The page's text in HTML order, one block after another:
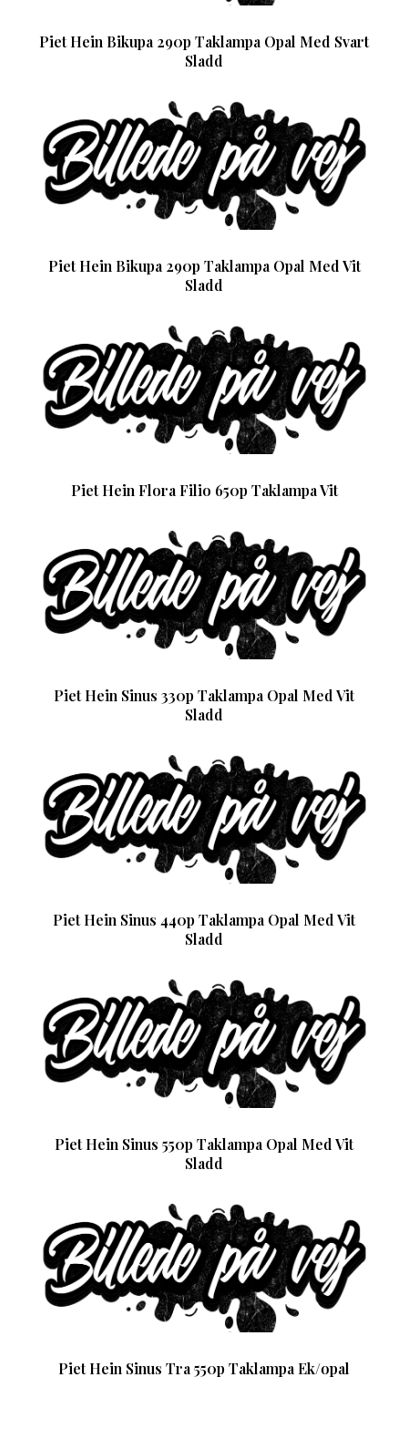
Piet Hein Bikupa 290p Taklampa Opal Med Svart
Sladd
Piet Hein Bikupa 290p Taklampa Opal Med Vit
Sladd
Piet Hein Flora Filio 650p Taklampa Vit
Piet Hein Sinus 330p Taklampa Opal Med Vit
Sladd
Piet Hein Sinus 440p Taklampa Opal Med Vit
Sladd
Piet Hein Sinus 550p Taklampa Opal Med Vit
Sladd
Piet Hein Sinus Tra 550p Taklampa Ek/opal